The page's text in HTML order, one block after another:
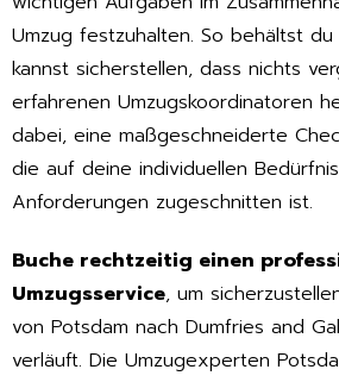
Umzug festzuhalten. So behältst
kannst sicherstellen, dass nichts
erfahrenen Umzugskoordinatoren
dabei, eine maßgeschneiderte
die auf deine individuellen
Anforderungen zugeschnitten ist.
Buche rechtzeitig einen
Umzugsservice, um
von Potsdam nach Dumfries and
verläuft. Die Umzugexperten